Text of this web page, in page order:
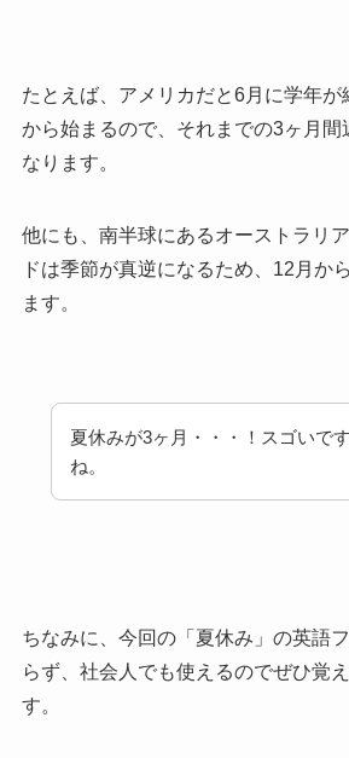
たとえば、アメリカだと6月に学年が
から始まるので、それまでの3ヶ月間
なります。
他にも、南半球にあるオーストラリ
ドは季節が真逆になるため、12月か
ます。
夏休みが3ヶ月・・・！スゴいで
ね。
ちなみに、今回の「夏休み」の英語
らず、社会人でも使えるのでぜひ覚
す。